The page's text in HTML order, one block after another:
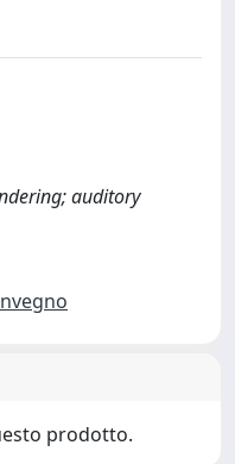
auditory
prodotto.